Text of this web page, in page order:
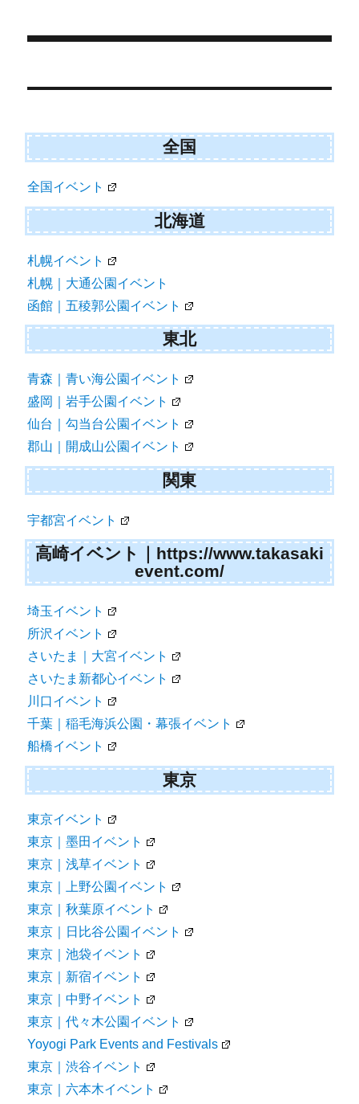
r
稿
ビ
ゲ
ー
シ
ョ
ン
全国
全国イベント
北海道
札幌イベント
札幌｜大通公園イベント
函館｜五稜郭公園イベント
東北
青森｜青い海公園イベント
盛岡｜岩手公園イベント
仙台｜勾当台公園イベント
郡山｜開成山公園イベント
関東
宇都宮イベント
高崎イベント｜https://www.takasaki
event.com/
埼玉イベント
所沢イベント
さいたま｜大宮イベント
さいたま新都心イベント
川口イベント
千葉｜稲毛海浜公園・幕張イベント
船橋イベント
東京
東京イベント
東京｜墨田イベント
東京｜浅草イベント
東京｜上野公園イベント
東京｜秋葉原イベント
東京｜日比谷公園イベント
東京｜池袋イベント
東京｜新宿イベント
東京｜中野イベント
東京｜代々木公園イベント
Yoyogi Park Events and Festivals
東京｜渋谷イベント
東京｜六本木イベント